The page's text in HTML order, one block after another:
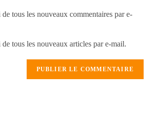
tous les nouveaux commentaires par e-
tous les nouveaux articles par e-mail.